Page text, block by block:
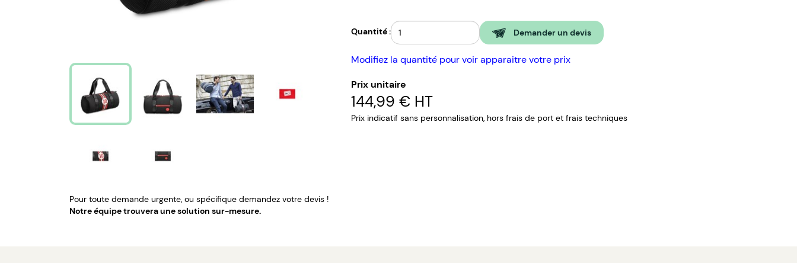
Pour toute demande urgente, ou spécifique demandez votre devis !
Notre équipe trouvera une solution sur-mesure.
Quantité : Demander un devis
Modifiez la quantité pour voir apparaitre votre prix
Prix unitaire
144,99 € HT
Prix indicatif sans personnalisation, hors frais de port et frais techniques